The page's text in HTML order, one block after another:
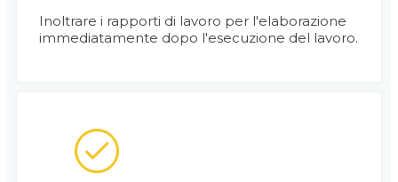
Inoltrare i rapporti di lavoro per l'elaborazione
immediatamente dopo l'esecuzione del lavoro.